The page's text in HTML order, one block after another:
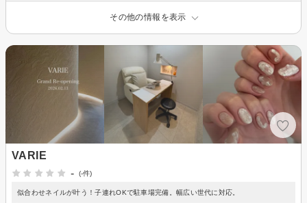
その他の情報を表示
VARIE
-
(-件)
似合わせネイルが叶う！子連れOKで駐車場完備。幅広い世代に対応。